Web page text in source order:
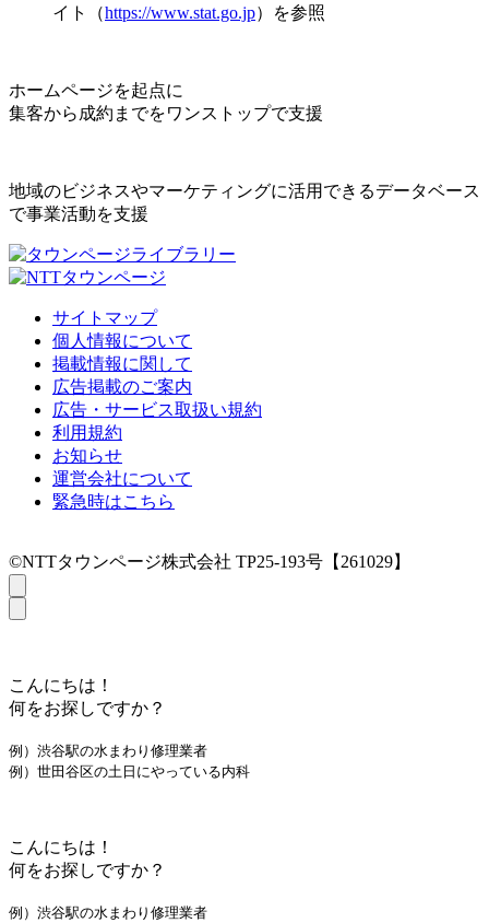
イト（https://www.stat.go.jp）を参照
ホームページを起点に
集客から成約までをワンストップで支援
地域のビジネスやマーケティングに活用できるデータベース
で事業活動を支援
サイトマップ
個人情報について
掲載情報に関して
広告掲載のご案内
広告・サービス取扱い規約
利用規約
お知らせ
運営会社について
緊急時はこちら
©NTTタウンページ株式会社 TP25-193号【261029】
こんにちは！
何をお探しですか？
例）渋谷駅の水まわり修理業者
例）世田谷区の土日にやっている内科
こんにちは！
何をお探しですか？
例）渋谷駅の水まわり修理業者